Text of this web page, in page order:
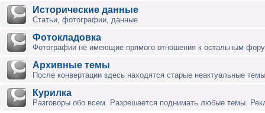
Исторические данные
Статьи, фотографии, данные
Фотокладовка
Фотографии не имеющие прямого отношения к остальным
Архивные темы
После конвертации здесь находятся старые неактуальные
Курилка
Разговоры обо всем. Разрешается поднимать любые темы.